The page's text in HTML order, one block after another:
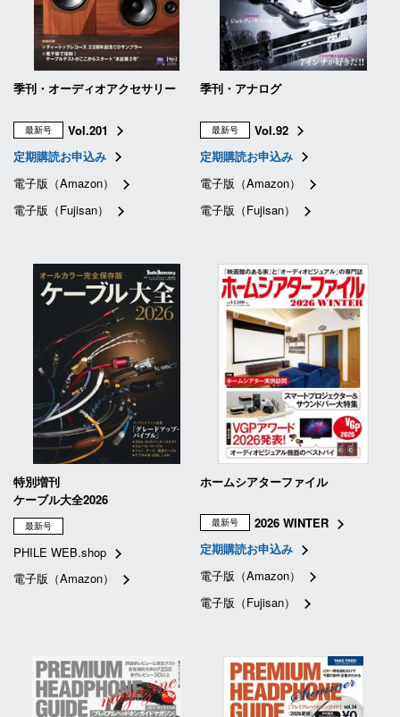
季刊・オーディオアクセサリー
最新号
Vol.201
定期購読お申込み
電子版（Amazon）
電子版（Fujisan）
季刊・アナログ
最新号
Vol.92
定期購読お申込み
電子版（Amazon）
電子版（Fujisan）
特別増刊
ケーブル大全2026
最新号
PHILE WEB.shop
電子版（Amazon）
ホームシアターファイル
最新号
2026 WINTER
定期購読お申込み
電子版（Amazon）
電子版（Fujisan）